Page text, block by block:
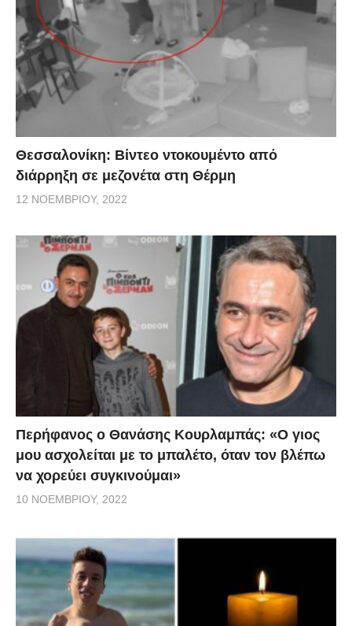
Θεσσαλονίκη: Βίντεο ντοκουμέντο από
διάρρηξη σε μεζονέτα στη Θέρμη
12 ΝΟΕΜΒΡΊΟΥ, 2022
Περήφανος ο Θανάσης Κουρλαμπάς: «Ο γιος
μου ασχολείται με το μπαλέτο, όταν τον βλέπω
να χορεύει συγκινούμαι»
10 ΝΟΕΜΒΡΊΟΥ, 2022